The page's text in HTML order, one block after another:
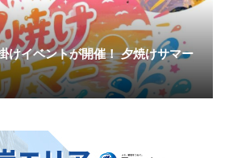
けイベントが開催！ 夕焼けサマー